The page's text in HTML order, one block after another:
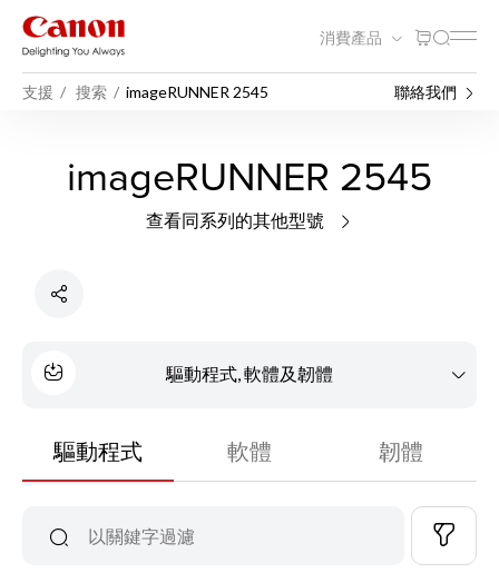
消費產品
支援 搜索 imageRUNNER 2545 聯絡我們
imageRUNNER 2545
查看同系列的其他型號
驅動程式, 軟體及韌體
驅動程式 軟體 韌體